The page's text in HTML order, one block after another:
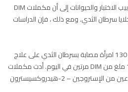
تشير الدراسات التي أجريت على أنابيب الاختبار والحيوانات إلى أن مكملات DIM
سرطان الثدي. ومع ذلك ، فإن الدراسات
أعطت دراسة استمرت لمدة عام 130 امرأة مصابة بسرطان الثدي على علاج
تاموكسيفين إما وهمي أو 150 ملغ من DIM مرتين في اليوم. أدت مكملات
DIM إلى تحسن كبير في نسبة نوعين من الإستروجين – 2-هيدروكسيسترون